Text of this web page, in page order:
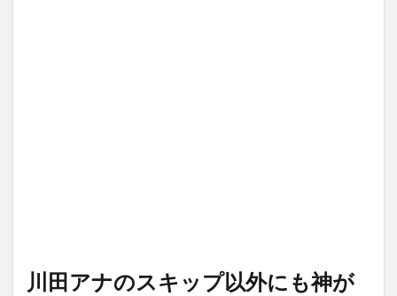
川田アナのスキップ以外にも神が